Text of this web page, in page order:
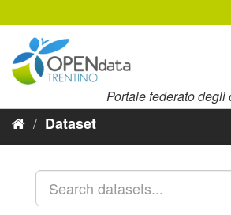
al
contenuto
Portale federato degli
Dataset